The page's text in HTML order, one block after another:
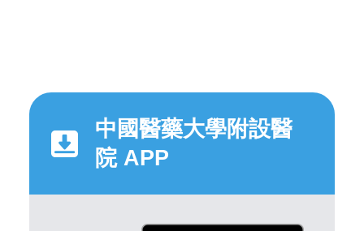
中國醫藥大學附設醫
院 APP